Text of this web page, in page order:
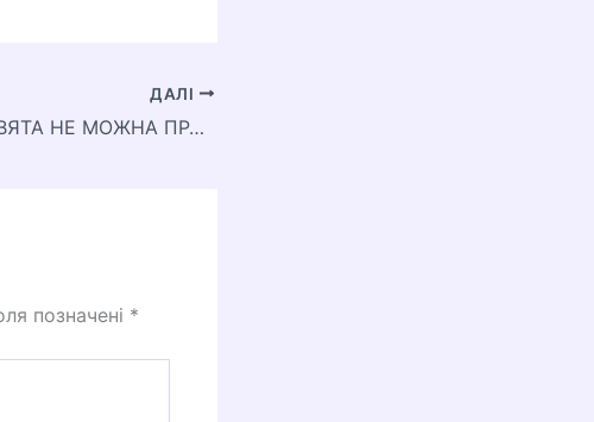
ДАЛІ
ЧОМУ В СВЯТА НЕ МОЖНА ПРАЦЮВАТИ
позначені *